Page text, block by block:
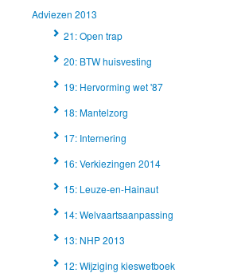
Adviezen 2013
21: Open trap
20: BTW huisvesting
19: Hervorming wet '87
18: Mantelzorg
17: Internering
16: Verkiezingen 2014
15: Leuze-en-Hainaut
14: Welvaartsaanpassing
13: NHP 2013
12: Wijziging kieswetboek